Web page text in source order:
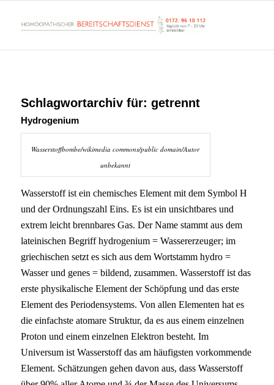
Schlagwortarchiv für: getrennt
Hydrogenium
Wasserstoffbombe/wikimedia commons/public domain/Autor
unbekannt
Wasserstoff ist ein chemisches Element mit dem Symbol H
und der Ordnungszahl Eins. Es ist ein unsichtbares und
extrem leicht brennbares Gas. Der Name stammt aus dem
lateinischen Begriff hydrogenium = Wassererzeuger; im
griechischen setzt es sich aus dem Wortstamm hydro =
Wasser und genes = bildend, zusammen. Wasserstoff ist das
erste physikalische Element der Schöpfung und das erste
Element des Periodensystems. Von allen Elementen hat es
die einfachste atomare Struktur, da es aus einem einzelnen
Proton und einem einzelnen Elektron besteht. Im
Universum ist Wasserstoff das am häufigsten vorkommende
Element. Schätzungen gehen davon aus, dass Wasserstoff